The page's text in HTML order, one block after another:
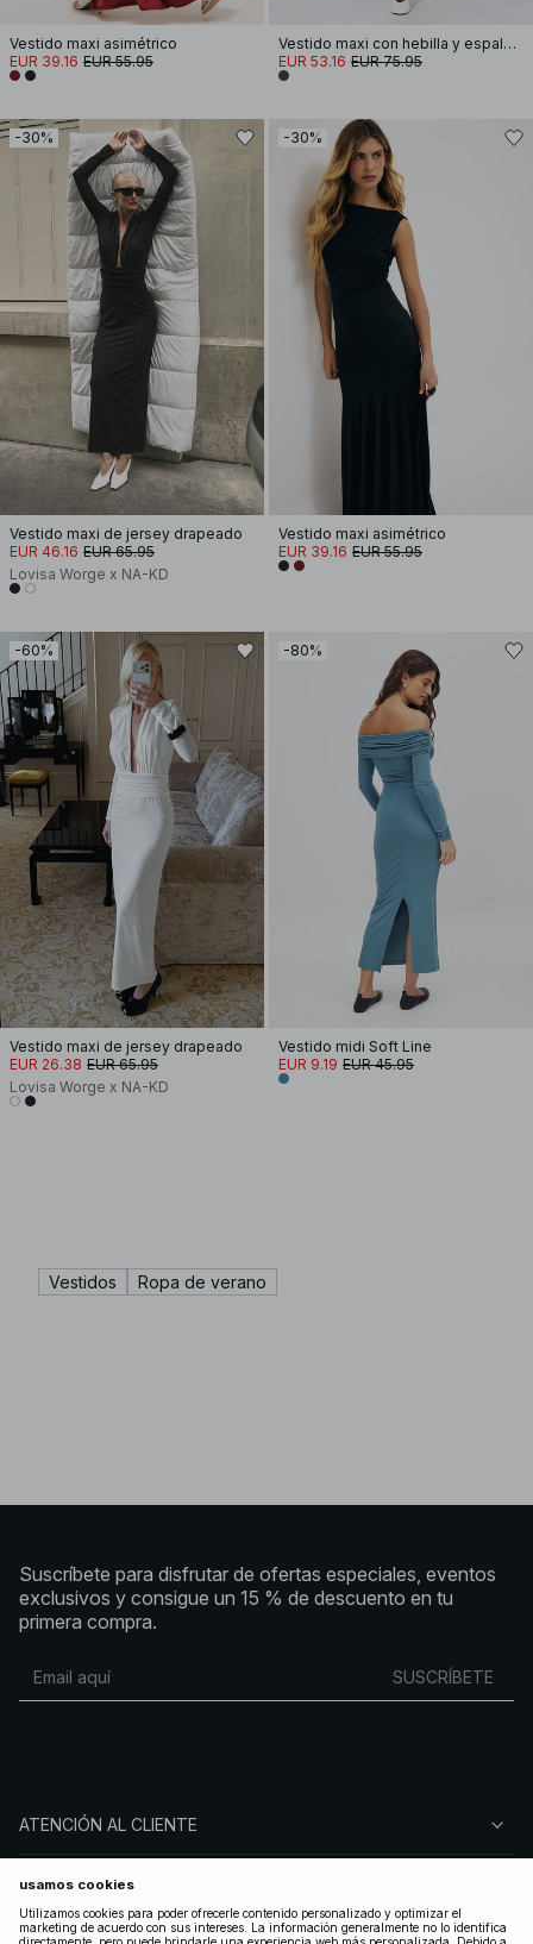
Vestido maxi asimétrico
EUR 39.16 EUR 55.95
Vestido maxi con hebilla y espalda abierta
EUR 53.16 EUR 75.95
-30%
Vestido maxi de jersey drapeado
EUR 46.16 EUR 65.95
Lovisa Worge x NA-KD
-30%
Vestido maxi asimétrico
EUR 39.16 EUR 55.95
-60%
Vestido maxi de jersey drapeado
EUR 26.38 EUR 65.95
Lovisa Worge x NA-KD
-80%
Vestido midi Soft Line
EUR 9.19 EUR 45.95
Vestidos Ropa de verano
Suscríbete para disfrutar de ofertas especiales, eventos
exclusivos y consigue un 15 % de descuento en tu
primera compra.
SUSCRÍBETE
ATENCIÓN AL CLIENTE
SOBRE NA-KD